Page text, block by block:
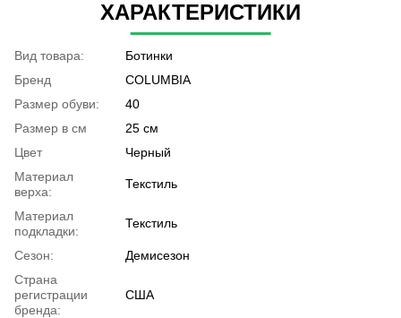
ХАРАКТЕРИСТИКИ
Вид товара:
Ботинки
Бренд
COLUMBIA
Размер обуви:
40
Размер в см
25 см
Цвет
Черный
Материал
верха:
Текстиль
Материал
подкладки:
Текстиль
Сезон:
Демисезон
Страна
регистрации
бренда:
США